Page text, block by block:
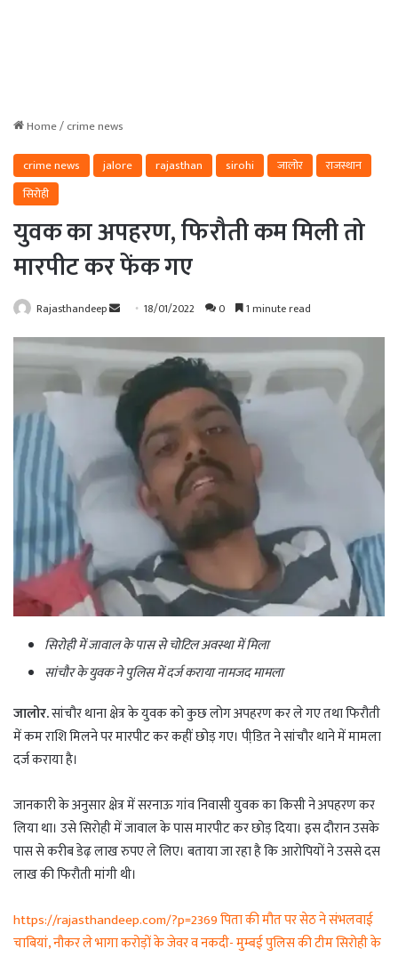
Home/crime news
crime news
jalore rajasthan sirohi जालोर
राजस्थान
सिरोही
युवक का अपहरण, फिरौती कम मिली तो
मारपीट कर फेंक गए
Rajasthandeep
Send
email
18/01/2022 0 1 minute read
सिरोही में जावाल के पास से चोटिल अवस्था में मिला
सांचौर के युवक ने पुलिस में दर्ज कराया नामजद मामला
जालोर.सांचौर थाना क्षेत्र के युवक को कुछ लोग अपहरण कर ले गए तथा फिरौती
में कम राशि मिलने पर मारपीट कर कहीं छोड़ गए। पीडि़त ने सांचौर थाने में मामला
दर्ज कराया है।
जानकारी के अनुसार क्षेत्र में सरनाऊ गांव निवासी युवक का किसी ने अपहरण कर
लिया था। उसे सिरोही में जावाल के पास मारपीट कर छोड़ दिया। इस दौरान उसके
पास से करीब डेढ़ लाख रुपए ले लिए। बताया जा रहा है कि आरोपियों ने उससे दस
लाख की फिरौती मांगी थी।
https://rajasthandeep.com/?p=2369 पिता की मौत पर सेठ ने संभलवाई
चाबियां, नौकर ले भागा करोड़ों के जेवर व नकदी- मुम्बई पुलिस की टीम सिरोही के